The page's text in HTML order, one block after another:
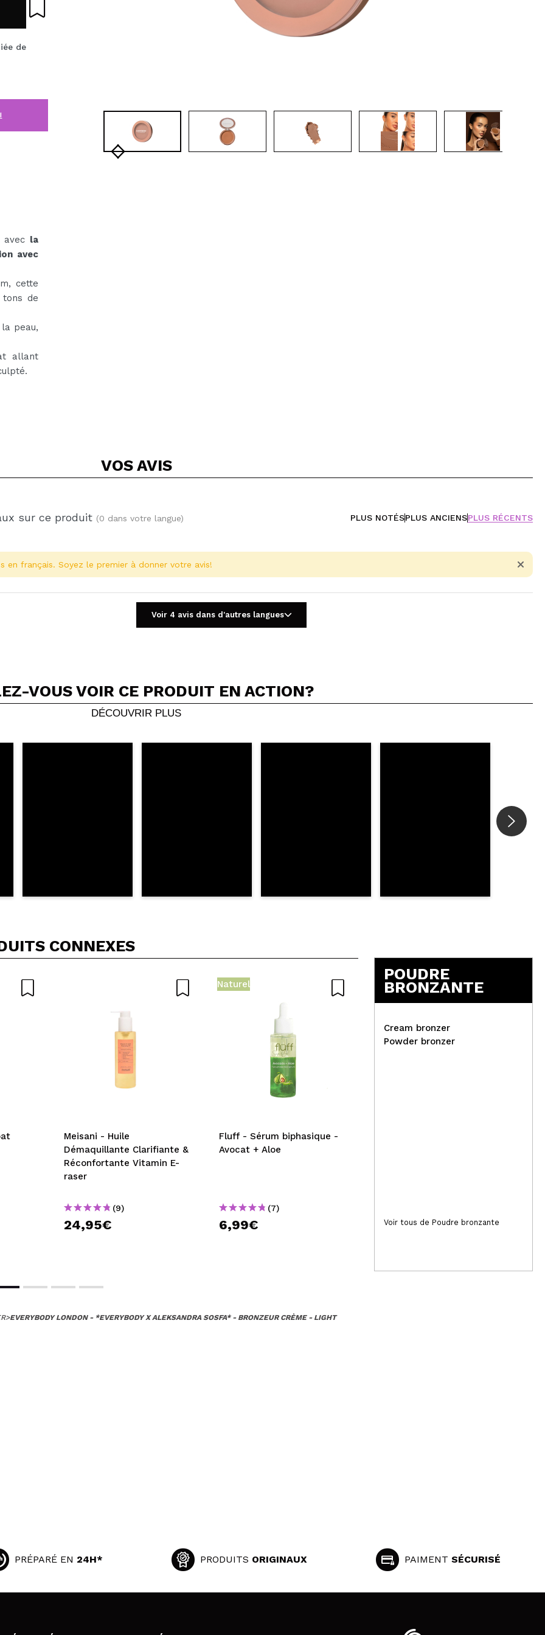
CRÉER UN COMPTE
de
la
avec
cette
de
peau,
allant
VOS AVIS
sur ce produit (0 dans votre langue) PLUS NOTÉSPLUS ANCIENSPLUS RÉCENTS
Partager une vidéo ou une photo
Votre vidéo pourrait être la première. Imaginez...
cet achat? Oui Non 5/5
en français. Soyez le premier à donner votre avis!
Voir 4 avis dans d'autres langues
VOUS VOIR CE PRODUIT EN ACTION?
DÉCOUVRIR PLUS
CONNEXES
Meisani - Huile
Démaquillante Clarifiante &
Réconfortante Vitamin E-
raser
(9)
24,95€
Naturel
Fluff - Sérum biphasique -
Avocat + Aloe
(7)
6,99€ 1,50€
POUDRE
BRONZANTE
Cream bronzer
Powder bronzer
Voir tous de Poudre bronzante
>EVERYBODY LONDON - *EVERYBODY X ALEKSANDRA SOSFA* - BRONZEUR CRÈME - LIGHT
PRÉPARÉ EN 24H* PRODUITS ORIGINAUX PAIMENT SÉCURISÉ